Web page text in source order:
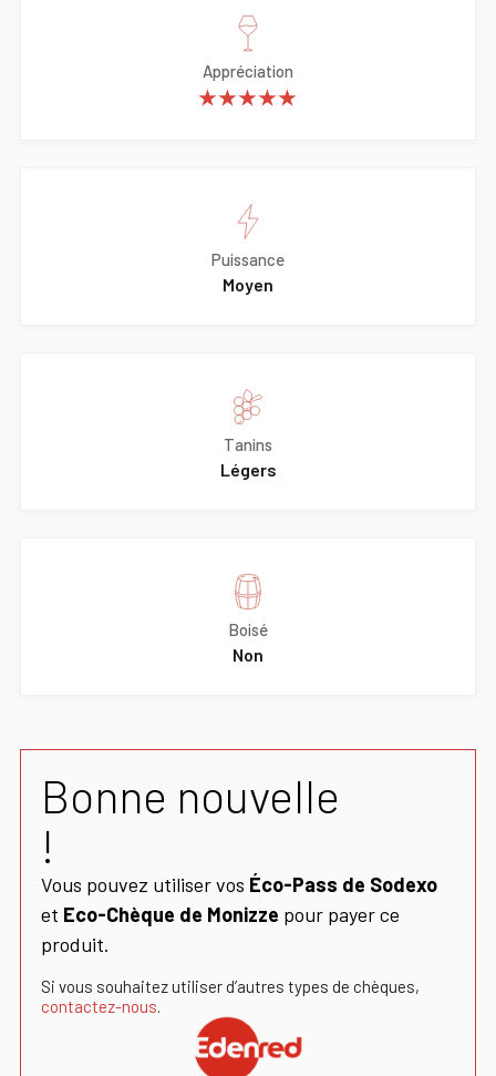
Appréciation
★★★★★
Puissance
Moyen
Tanins
Légers
Boisé
Non
Bonne nouvelle
!
Vous pouvez utiliser vos Éco-Pass de Sodexo
et Eco-Chèque de Monizze pour payer ce
produit.
Si vous souhaitez utiliser d’autres types de chèques,
contactez-nous.